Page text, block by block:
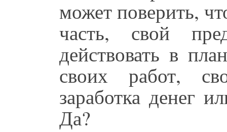
может поверить,
часть, свой
действовать в
своих работ,
заработка денег
Да?